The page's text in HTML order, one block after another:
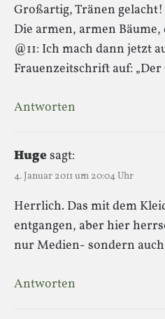
Großartig, Tränen gelacht!
Die armen, armen
@11: Ich mach dann jetzt
Frauenzeitschrift auf:
Antworten
Hugesagt:
4. Januar 2011 um 20:04 Uhr
Herrlich. Das mit dem
entgangen, aber hier
nur Medien- sondern
Antworten